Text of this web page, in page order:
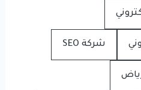
شركة SEO